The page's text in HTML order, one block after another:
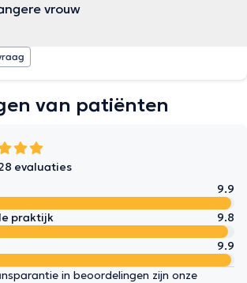
vrouw
van patiënten
evaluaties
9.9
praktijk
9.8
9.9
in beoordelingen zijn onze